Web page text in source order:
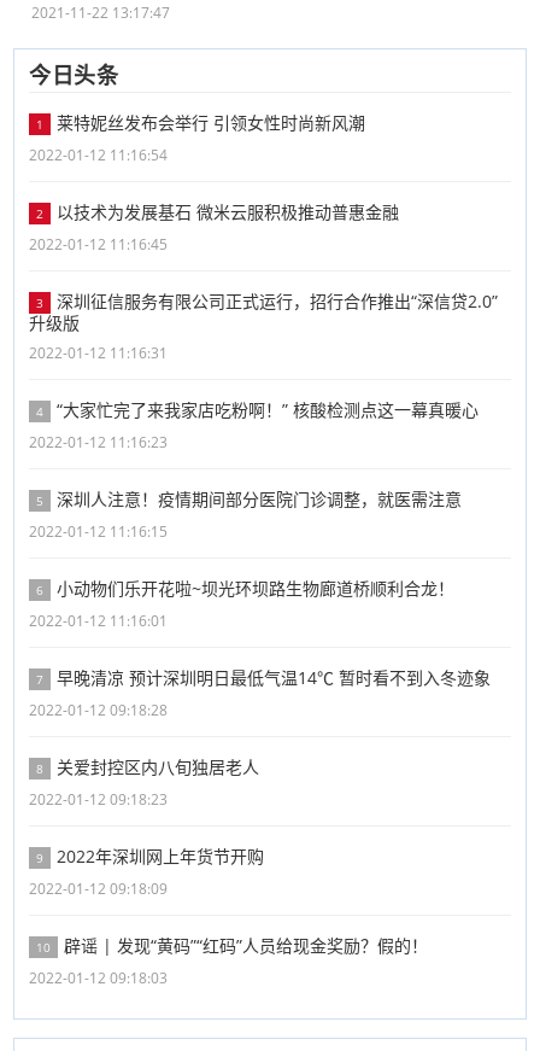
2021-11-22 13:17:47
今日头条
1 莱特妮丝发布会举行 引领女性时尚新风潮
2022-01-12 11:16:54
2 以技术为发展基石 微米云服积极推动普惠金融
2022-01-12 11:16:45
3
深圳征信服务有限公司正式运行，招行合作推出“深信贷2.0”
升级版
2022-01-12 11:16:31
4 “大家忙完了来我家店吃粉啊！” 核酸检测点这一幕真暖心
2022-01-12 11:16:23
5 深圳人注意！疫情期间部分医院门诊调整，就医需注意
2022-01-12 11:16:15
6 小动物们乐开花啦~坝光环坝路生物廊道桥顺利合龙！
2022-01-12 11:16:01
7 早晚清凉 预计深圳明日最低气温14℃ 暂时看不到入冬迹象
2022-01-12 09:18:28
8 关爱封控区内八旬独居老人
2022-01-12 09:18:23
9 2022年深圳网上年货节开购
2022-01-12 09:18:09
10 辟谣 | 发现“黄码”“红码”人员给现金奖励？假的！
2022-01-12 09:18:03